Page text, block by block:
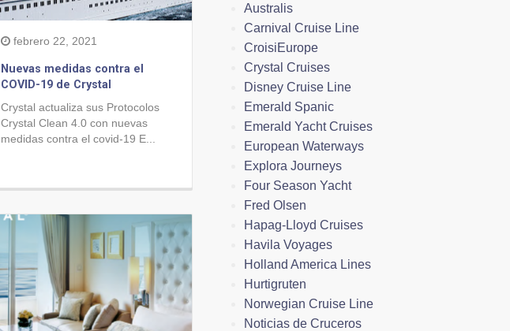
febrero 22, 2021
Nuevas medidas contra el
COVID-19 de Crystal
Crystal actualiza sus Protocolos
Crystal Clean 4.0 con nuevas
medidas contra el covid-19 E...
Australis
Carnival Cruise Line
CroisiEurope
Crystal Cruises
Disney Cruise Line
Emerald Spanic
Emerald Yacht Cruises
European Waterways
Explora Journeys
Four Season Yacht
Fred Olsen
Hapag-Lloyd Cruises
Havila Voyages
Holland America Lines
Hurtigruten
Norwegian Cruise Line
Noticias de Cruceros